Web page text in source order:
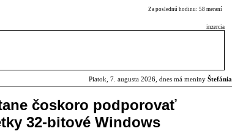
Za poslednú hodinu: 58 meraní
inzercia
Piatok, 7. augusta 2026, dnes má meniny Štefánia
čoskoro podporovať
32-bitové Windows